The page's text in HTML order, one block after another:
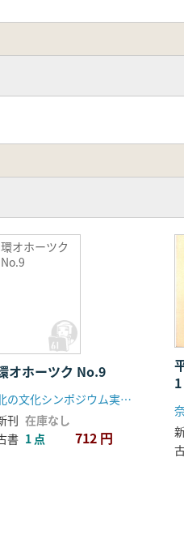
環オホーツク
No.9
オホーツク No.9
北の文化シンポジウム実行委員会
刊 在庫なし
書 1 点 712 円
1